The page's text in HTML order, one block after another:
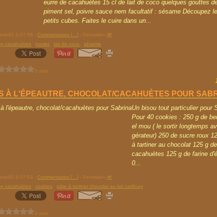
eurre de cacahuètes 15 cl de lait de coco quelques gouttes
piment sel, poivre sauce nem facultatif : sésame Découpez
petits cubes. Faites le cuire dans un...
à 07:58 - Commentaires [ ] - Permalien [#]
cacahuètes
poulet lait de coco sésame
0 vote
À L'ÉPEAUTRE, CHOCOLAT/CACAHUÈTES POUR
Un bisou tout particulier pour
Pour 40 cookies : 250 g de
el mou ( le sortir longtemps
gérateur) 250 de sucre roux
à tartiner au chocolat 125 g
cacahuètes 125 g de farine
0...
à 07:53 - Commentaires [ ] - Permalien [#]
cacahuètes
cookies pâte à tartiner chocolat au lait cadbury
0 vote